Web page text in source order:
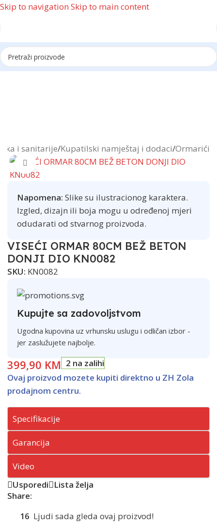
Skip to navigation Skip to main content
Reklama
i sanitarije/Kupatilski namještaj i dodaci/Ormarići
Click to enlarge
Napomena: Slike su ilustracionog karaktera.
Izgled, dizajn ili boja mogu u određenoj mjeri
odudarati od stvarnog proizvoda.
VISEĆI ORMAR 80CM BEŽ BETON
DONJI DIO KN0082
SKU: KN0082
Kupujte sa zadovoljstvom
Ugodna kupovina uz vrhunsku uslugu i odličan izbor -
jer zaslužujete najbolje.
399,90 KM 2 na zalihi
Ovaj proizvod mozete kupiti direktno u ZH Zola
prodajnom centru.
Specifikacije
Garancija
Video
Usporedi
Lista želja
Share:
16 Ljudi sada gleda ovaj proizvod!